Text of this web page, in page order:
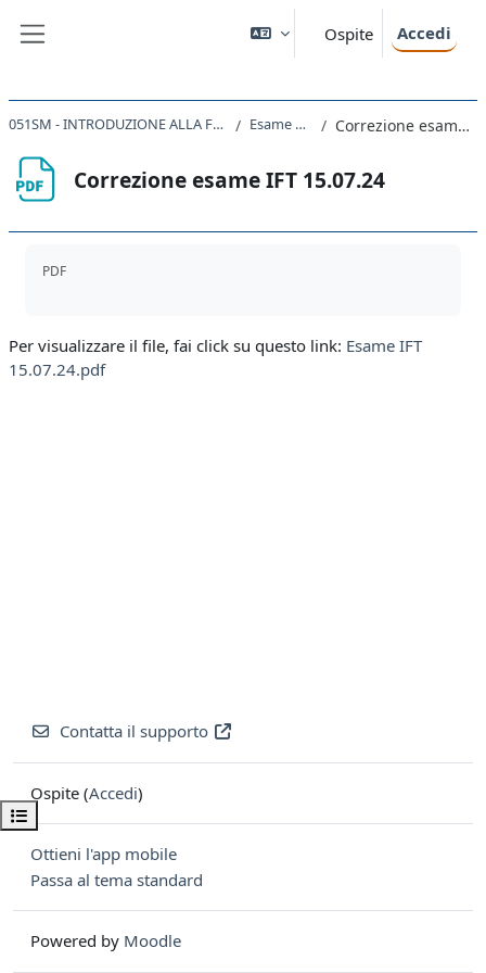
Ospite Accedi
Apri indice del corso
051SM - INTRODUZIONE ALLA FISICA TEORICA 2023 Esame 15/07/24 Correzione esame IFT 15.07.24
Correzione esame IFT 15.07.24
PDF
Per visualizzare il file, fai click su questo link: Esame IFT
15.07.24.pdf
Contatta il supporto
Ospite (Accedi)
Ottieni l'app mobile
Passa al tema standard
Powered by Moodle